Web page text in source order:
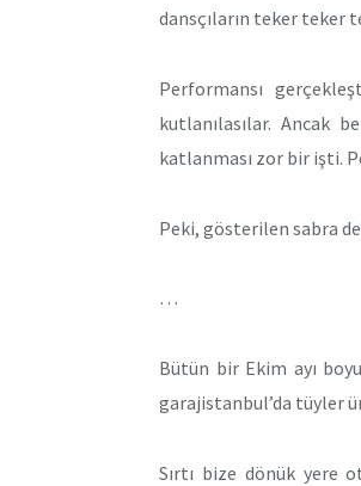
dansçıların teker teker
Performansı
kutlanılasılar. Ancak
katlanması zor bir işti.
Peki, gösterilen sabra
…
Bütün bir Ekim ayı
garajistanbul’da tüyler
Sırtı bize dönük yere